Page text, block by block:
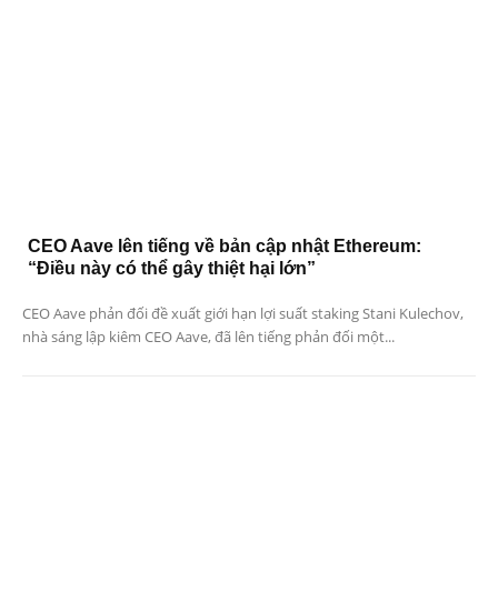
CEO Aave lên tiếng về bản cập nhật Ethereum:
“Điều này có thể gây thiệt hại lớn”
CEO Aave phản đối đề xuất giới hạn lợi suất staking Stani Kulechov,
nhà sáng lập kiêm CEO Aave, đã lên tiếng phản đối một...